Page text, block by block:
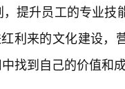
提升员工的专业技
利来的文化建设，
找到自己的价值和